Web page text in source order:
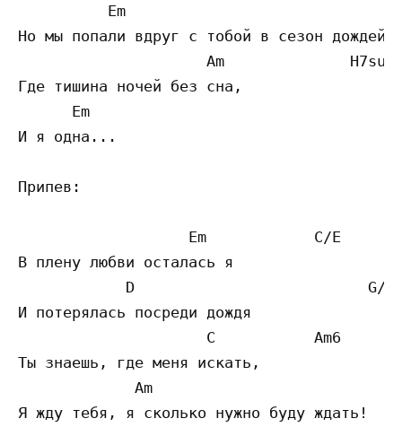
Em
Но мы попали вдруг с тобой в сезон дождей,
Am
Где тишина ночей без сна,
      Em
И я одна...
Припев:
                   Em            C/E
В плену любви осталась я
            D                          G/H
И потерялась посреди дождя
                     C           Am6
Ты знаешь, где меня искать,
Am
Я жду тебя, я сколько нужно буду ждать!